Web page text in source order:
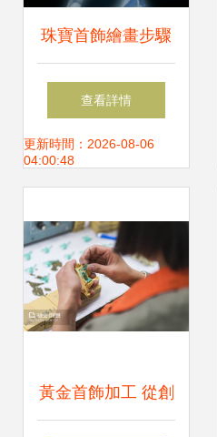
珠寶首飾繪畫步驟
圖 從線稿到質感的
細膩之旅
查看詳情
更新時間：2026-08-06
04:00:48
黃金首飾加工 從創